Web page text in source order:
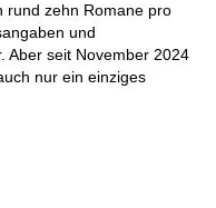
rund zehn Romane pro
und
Aber seit November 2024
nur ein einziges